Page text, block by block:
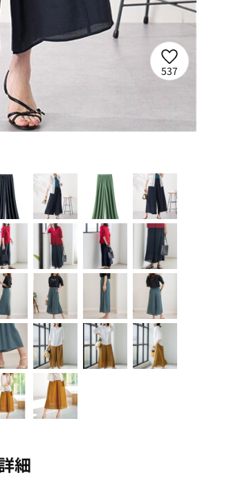
537
細